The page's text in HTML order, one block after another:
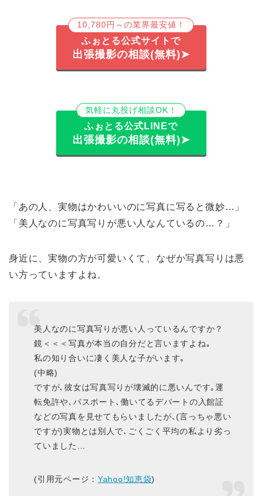
10,780円～の業界最安値！
ふぉとる公式サイトで
出張撮影の相談(無料)➤
気軽に丸投げ相談OK！
ふぉとる公式LINEで
出張撮影の相談(無料)➤
「あの人、実物はかわいいのに写真に写ると微妙…」
「美人なのに写真写りが悪い人なんているの…？」
身近に、実物の方が可愛いくて、なぜか写真写りは悪
い方っていますよね。
美人なのに写真写りが悪い人っているんですか？
鏡＜＜＜写真が本当の自分だと言いますよね｡
私の知り合いに凄く美人な子がいます｡
(中略)
ですが､彼女は写真写りが壊滅的に悪いんです｡運
転免許や､パスポート､働いてるデパートの入館証
などの写真を見せてもらいましたが､(言っちゃ悪い
ですが)実物とは別人で､ごくごく平均の私より劣っ
ていました…
(引用元ページ： Yahoo!知恵袋)